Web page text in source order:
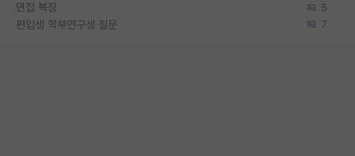
면접 복장 5
편입생 학부연구생 질문 7